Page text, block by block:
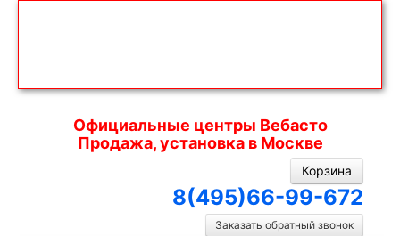
Официальные центры Вебасто
Продажа, установка в Москве
Корзина
8(495)66-99-672
Заказать обратный звонок